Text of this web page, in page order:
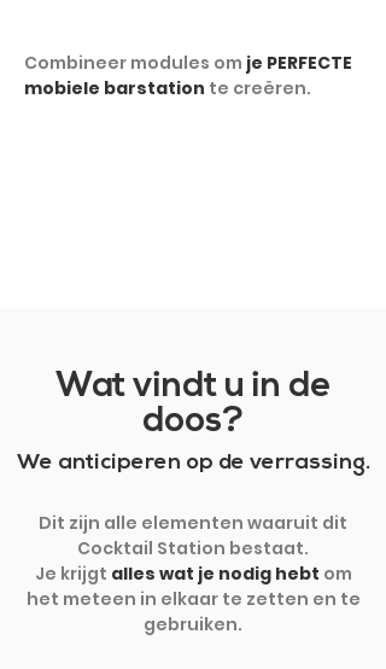
Combineer modules om je PERFECTE
mobiele barstation te creëren.
Wat vindt u in de
doos?
We anticiperen op de verrassing.
Dit zijn alle elementen waaruit dit
Cocktail Station bestaat.
Je krijgt alles wat je nodig hebt om
het meteen in elkaar te zetten en te
gebruiken.